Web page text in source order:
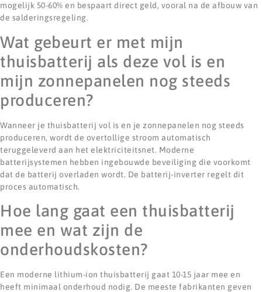
mogelijk 50-60% en bespaart direct geld, vooral na de afbouw van
de salderingsregeling.
Wat gebeurt er met mijn
thuisbatterij als deze vol is en
mijn zonnepanelen nog steeds
produceren?
Wanneer je thuisbatterij vol is en je zonnepanelen nog steeds
produceren, wordt de overtollige stroom automatisch
teruggeleverd aan het elektriciteitsnet. Moderne
batterijsystemen hebben ingebouwde beveiliging die voorkomt
dat de batterij overladen wordt. De batterij-inverter regelt dit
proces automatisch.
Hoe lang gaat een thuisbatterij
mee en wat zijn de
onderhoudskosten?
Een moderne lithium-ion thuisbatterij gaat 10-15 jaar mee en
heeft minimaal onderhoud nodig. De meeste fabrikanten geven